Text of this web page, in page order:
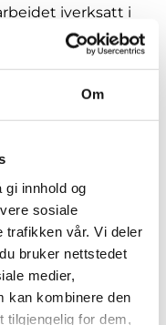
Om
gi innhold og
sosiale
trafikken vår. Vi deler
bruker nettstedet
medier,
kan kombinere den
for dem,
iverksatt i
en
i tillegg til støtte
Fiskarlag og
sier han
Norsk Villfisk.
fra salgslagene
å bidra positivt til
Det er flott